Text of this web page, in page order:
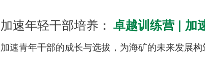
加速年轻干部培养： 卓越训练营 | 加
加速青年干部的成长与选拔，为海矿的未来发展